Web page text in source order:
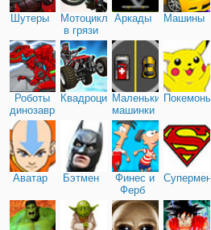
Шутеры
Мотоциклы
в грязи
Аркады Машины
Роботы
динозавры
КвадроциклыМаленькие
машинки
Покемоны
Аватар Бэтмен
Финес и
Ферб
Супермен